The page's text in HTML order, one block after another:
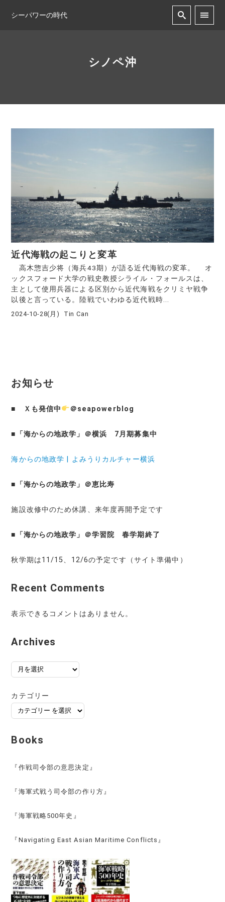
シーパワーの時代
シノペ沖
近代海戦の起こりと変革
高木惣吉少将（海兵43期）が語る近代海戦の変革。 オ
ックスフォード大学の戦史教授シライル・フォールスは、
主として使用兵器による区別から近代海戦をクリミヤ戦争
以後と言っている。陸戦でいわゆる近代戦時...
2024-10-28(月) Tin Can
お知らせ
■ Ｘも発信中 ＠seapowerblog
■ 「海からの地政学」＠横浜 7月期募集中
海からの地政学 | よみうりカルチャー横浜
■ 「海からの地政学」＠恵比寿
施設改修中のため休講、来年度再開予定です
■ 「海からの地政学」＠学習院 春学期終了
秋学期は11/15、12/6の予定です（サイト準備中）
Recent Comments
表示できるコメントはありません。
Archives
ー
カ
イ
ブ
カテゴリー
Books
『作戦司令部の意思決定』
『海軍式戦う司令部の作り方』
『海軍戦略500年史』
『Navigating East Asian Maritime Conflicts』